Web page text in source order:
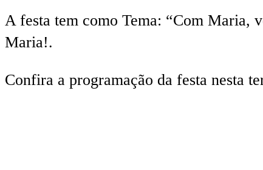
A festa tem como Tema: “Com Maria,
Maria!.
Confira a programação da festa nesta